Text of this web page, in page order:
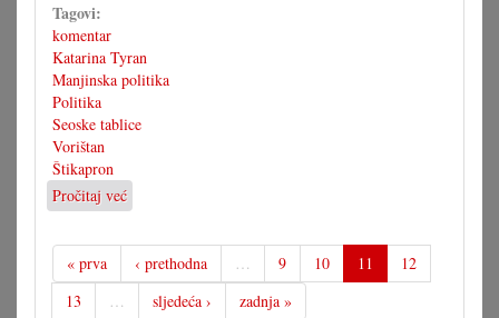
Tagovi:
komentar
Katarina Tyran
Manjinska politika
Politika
Seoske tablice
Vorištan
Štikapron
Pročitaj već
Komentar
uz
pomazanje
seoskih
tablic
« prva ‹ prethodna … 9 10 11
12
13
… sljedeća › zadnja »